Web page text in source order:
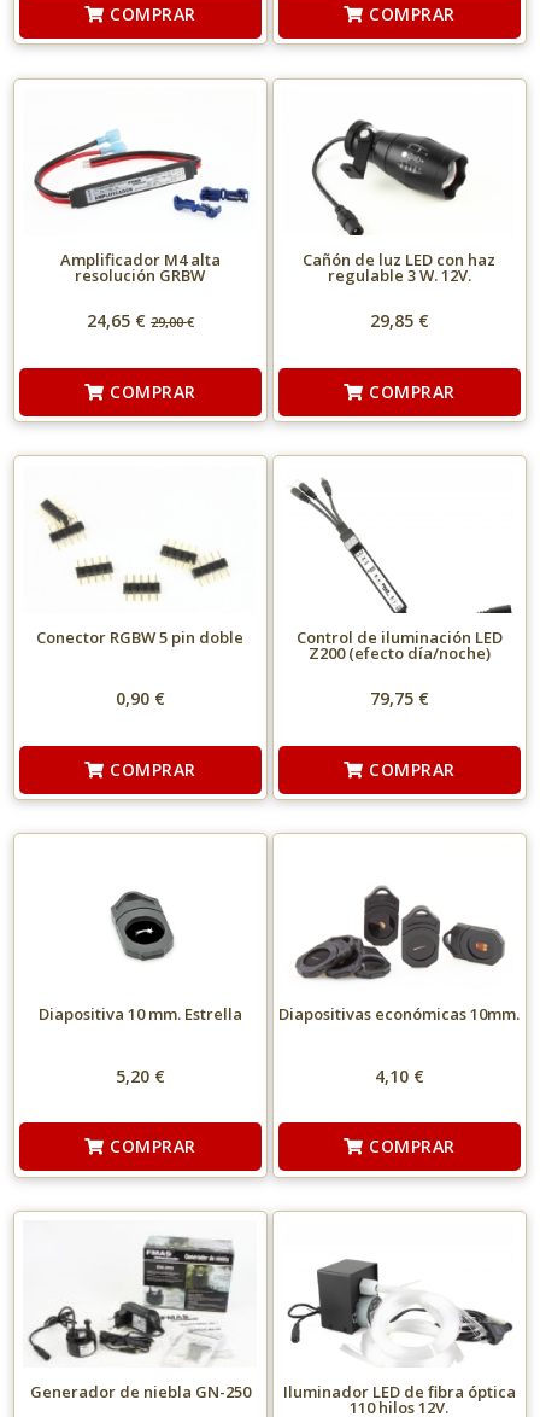
COMPRAR COMPRAR
Amplificador M4 alta
resolución GRBW
24,65 € 29,00€
COMPRAR
Cañón de luz LED con haz
regulable 3 W. 12V.
29,85 €
COMPRAR
Conector RGBW 5 pin doble
0,90 €
COMPRAR
Control de iluminación LED
Z200 (efecto día/noche)
79,75 €
COMPRAR
Diapositiva 10 mm. Estrella
5,20 €
COMPRAR
Diapositivas económicas 10mm.
4,10 €
COMPRAR
Generador de niebla GN-250 Iluminador LED de fibra óptica
110 hilos 12V.